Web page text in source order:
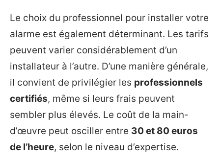
Le choix du professionnel pour installer votre
alarme est également déterminant. Les tarifs
peuvent varier considérablement d’un
installateur à l’autre. D’une manière générale,
il convient de privilégier les professionnels
certifiés, même si leurs frais peuvent
sembler plus élevés. Le coût de la main-
d’œuvre peut osciller entre 30 et 80 euros
de l’heure, selon le niveau d’expertise.